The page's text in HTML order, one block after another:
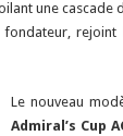
une cascade
Le nouveau
Admiral’s Cup